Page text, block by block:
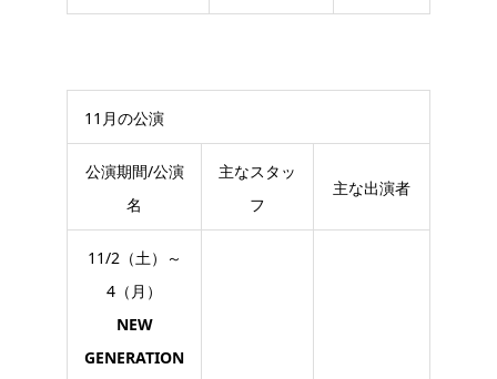
11月の公演
公演期間/公演
名
主なスタッ
フ
主な出演者
11/2（土）～
4（月）
NEW
GENERATION